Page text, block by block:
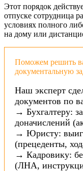
Этот порядок
отпуске сотрудница
условиях полного
на дому или
Поможем решить
документальную
Наш эксперт
документов по
→ Бухгалтеру:
доначислений
→ Юристу:
(прецеденты,
→ Кадровику:
(ЛНА,